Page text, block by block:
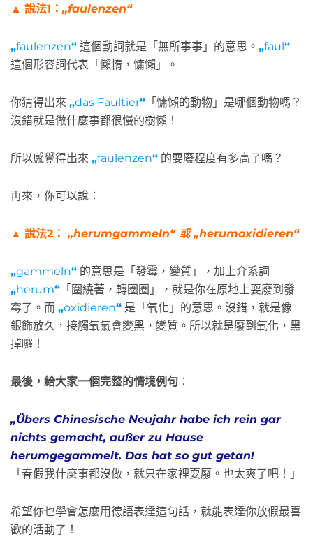
▲ 說法1： „faulenzen“
„faulenzen“ 這個動詞就是「無所事事」的意思。 „faul“
這個形容詞代表「懶惰，慵懶」。
你猜得出來 „das Faultier“ 「慵懶的動物」是哪個動物嗎？
沒錯就是做什麼事都很慢的樹懶！
所以感覺得出來 „faulenzen“ 的耍廢程度有多高了嗎？
再來，你可以說：
▲ 說法2： „herumgammeln“ 或 „herumoxidieren“
„gammeln“ 的意思是「發霉，變質」，加上介系詞
„herum“ 「圍繞著，轉圈圈」，就是你在原地上耍廢到發
霉了。而 „oxidieren“ 是「氧化」的意思。沒錯，就是像
銀飾放久，接觸氧氣會變黑，變質。所以就是廢到氧化，黑
掉囉！
最後，給大家一個完整的情境例句 ：
„Übers Chinesische Neujahr habe ich rein gar
nichts gemacht, außer zu Hause
herumgegammelt. Das hat so gut getan!
「春假我什麼事都沒做，就只在家裡耍廢。也太爽了吧！」
希望你也學會怎麼用德語表達這句話，就能表達你放假最喜
歡的活動了！